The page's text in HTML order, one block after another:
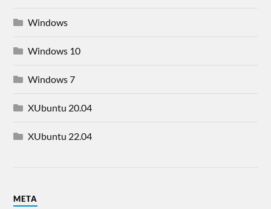
Windows
Windows 10
Windows 7
XUbuntu 20.04
XUbuntu 22.04
META